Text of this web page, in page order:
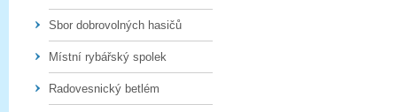
Sbor dobrovolných hasičů
Místní rybářský spolek
Radovesnický betlém